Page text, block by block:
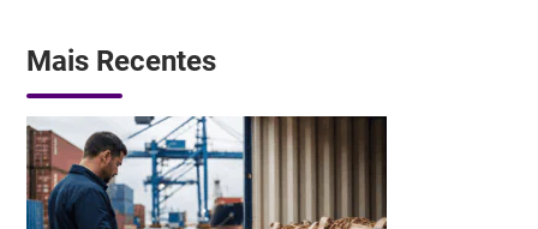
Mais Recentes